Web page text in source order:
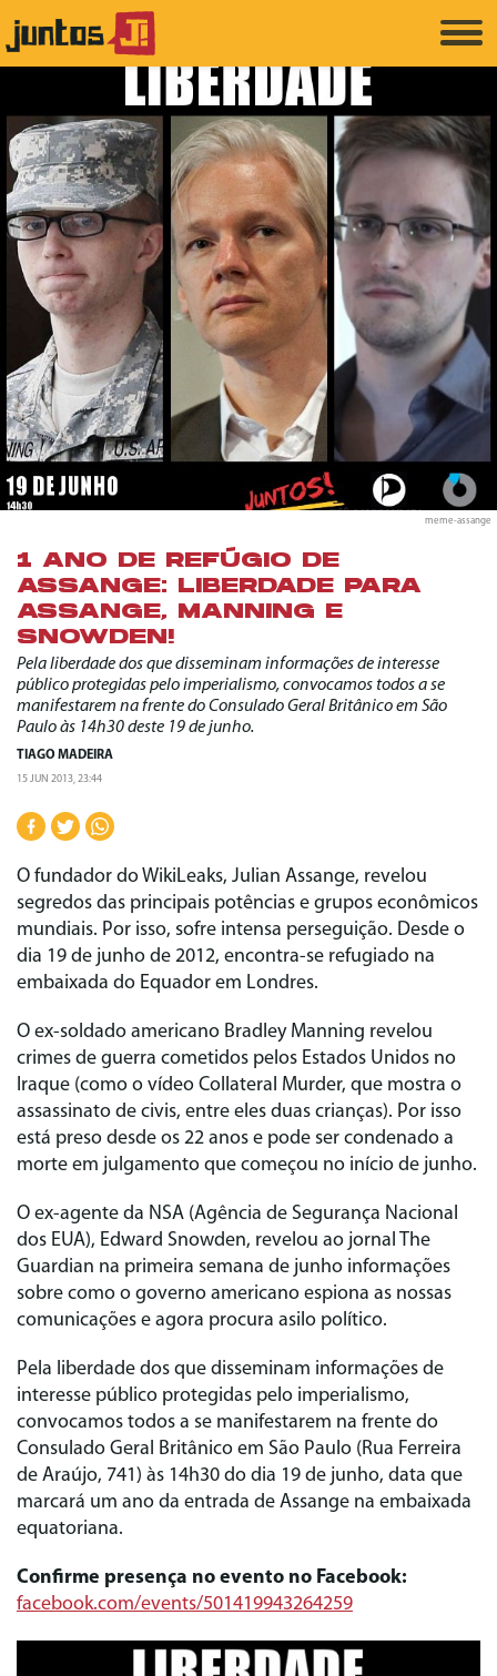
meme-assange
1 ANO DE REFÚGIO DE
ASSANGE: LIBERDADE PARA
ASSANGE, MANNING E
SNOWDEN!
Pela liberdade dos que disseminam informações de interesse
público protegidas pelo imperialismo, convocamos todos a se
manifestarem na frente do Consulado Geral Britânico em São
Paulo às 14h30 deste 19 de junho.
TIAGO MADEIRA
15 JUN 2013, 23:44
O fundador do WikiLeaks, Julian Assange, revelou
segredos das principais potências e grupos econômicos
mundiais. Por isso, sofre intensa perseguição. Desde o
dia 19 de junho de 2012, encontra-se refugiado na
embaixada do Equador em Londres.
O ex-soldado americano Bradley Manning revelou
crimes de guerra cometidos pelos Estados Unidos no
Iraque (como o vídeo Collateral Murder, que mostra o
assassinato de civis, entre eles duas crianças). Por isso
está preso desde os 22 anos e pode ser condenado a
morte em julgamento que começou no início de junho.
O ex-agente da NSA (Agência de Segurança Nacional
dos EUA), Edward Snowden, revelou ao jornal The
Guardian na primeira semana de junho informações
sobre como o governo americano espiona as nossas
comunicações e agora procura asilo político.
Pela liberdade dos que disseminam informações de
interesse público protegidas pelo imperialismo,
convocamos todos a se manifestarem na frente do
Consulado Geral Britânico em São Paulo (Rua Ferreira
de Araújo, 741) às 14h30 do dia 19 de junho, data que
marcará um ano da entrada de Assange na embaixada
equatoriana.
Confirme presença no evento no Facebook:
facebook.com/events/501419943264259